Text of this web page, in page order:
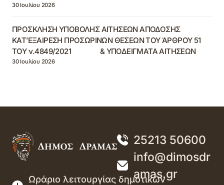
30 Ιουλίου 2026
ΠΡΟΣΚΛΗΣΗ ΥΠΟΒΟΛΗΣ ΑΙΤΗΣΕΩΝ ΑΠΟΔΟΣΗΣ
ΚΑΤ’ΕΞΑΙΡΕΣΗ ΠΡΟΣΩΡΙΝΩΝ ΘΕΣΕΩΝ ΤΟΥ ΆΡΘΡΟΥ 51
ΤΟΥ ν.4849/2021 & ΥΠΟΔΕΙΓΜΑΤΑ ΑΙΤΗΣΕΩΝ
30 Ιουλίου 2026
25213 50600
info@dimosdr
amas.gr
Ωράριο λειτουργίας δημοτικών